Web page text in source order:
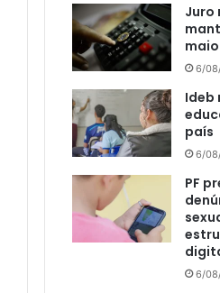
Juro
6/
Ideb
país
6/
PF
6/